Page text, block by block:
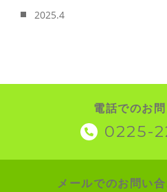
2025.4
電話でのお
0225-
メールでのお問い